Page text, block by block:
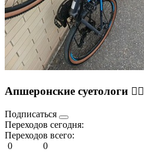
Апшеронские суетологи 🚵‍♂️
Подписаться
Переходов сегодня:
Переходов всего:
0
0